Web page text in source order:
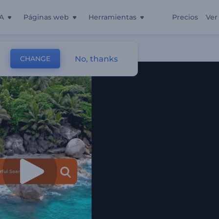
Páginas web Herramientas Precios Ver
CHANGE No, thanks